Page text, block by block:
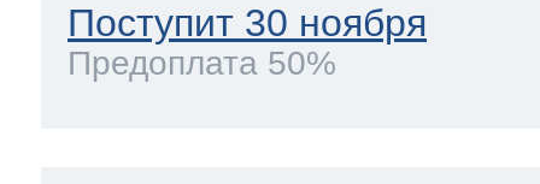
Поступит 30 ноября
Предоплата 50%